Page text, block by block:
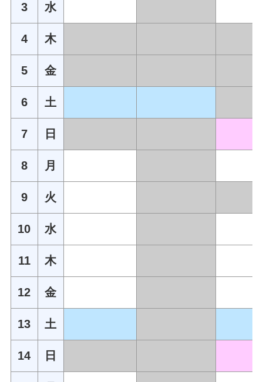
3 水
4 木
5 金
6 土
7 日
8 月
9 火
10 水
11 木
12 金
13 土
14 日